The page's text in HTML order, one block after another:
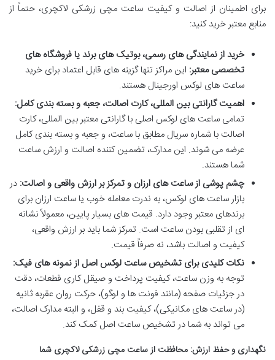
برای اطمینان از اصالت و کیفیت ساعت مچی زرشکی لاکچری، حتماً از
منابع معتبر خرید کنید:
خرید از نمایندگی های رسمی، بوتیک های برند یا فروشگاه های
تخصصی معتبر: این مراکز تنها گزینه های قابل اعتماد برای خرید
ساعت های لوکس اورجینال هستند.
اهمیت گارانتی بین المللی، کارت اصالت، جعبه و بسته بندی کامل:
تمامی ساعت های لوکس اصلی با گارانتی معتبر بین المللی، کارت
اصالت با شماره سریال مطابق با ساعت، و جعبه و بسته بندی کامل
عرضه می شوند. این مدارک، تضمین کننده اصالت و ارزش ساعت
شما هستند.
چشم پوشی از ساعت های ارزان و تمرکز بر ارزش واقعی و اصالت: در
بازار ساعت های لوکس، به ندرت معامله خوب یا ساعت ارزان برای
برندهای معتبر وجود دارد. قیمت های بسیار پایین، معمولاً نشانه
ای از تقلبی بودن ساعت است. تمرکز شما باید بر ارزش واقعی،
کیفیت و اصالت باشد، نه صرفاً قیمت.
نکات کلیدی برای تشخیص ساعت لوکس اصل از نمونه های فیک:
توجه به وزن ساعت، کیفیت پرداخت و صیقل کاری قطعات، دقت
در جزئیات صفحه (مانند فونت ها و لوگو)، حرکت روان عقربه ثانیه
(در ساعت های مکانیکی)، کیفیت بند و قفل، و البته مدارک اصالت،
می تواند به شما در تشخیص ساعت اصل کمک کند.
نگهداری و حفظ ارزش: محافظت از ساعت مچی زرشکی لاکچری شما